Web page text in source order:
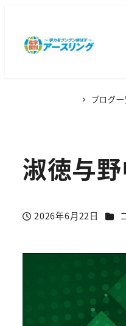
ブログ一
淑徳与
投稿日
2026年6月22日 カテ